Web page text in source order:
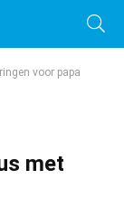
voor papa
met